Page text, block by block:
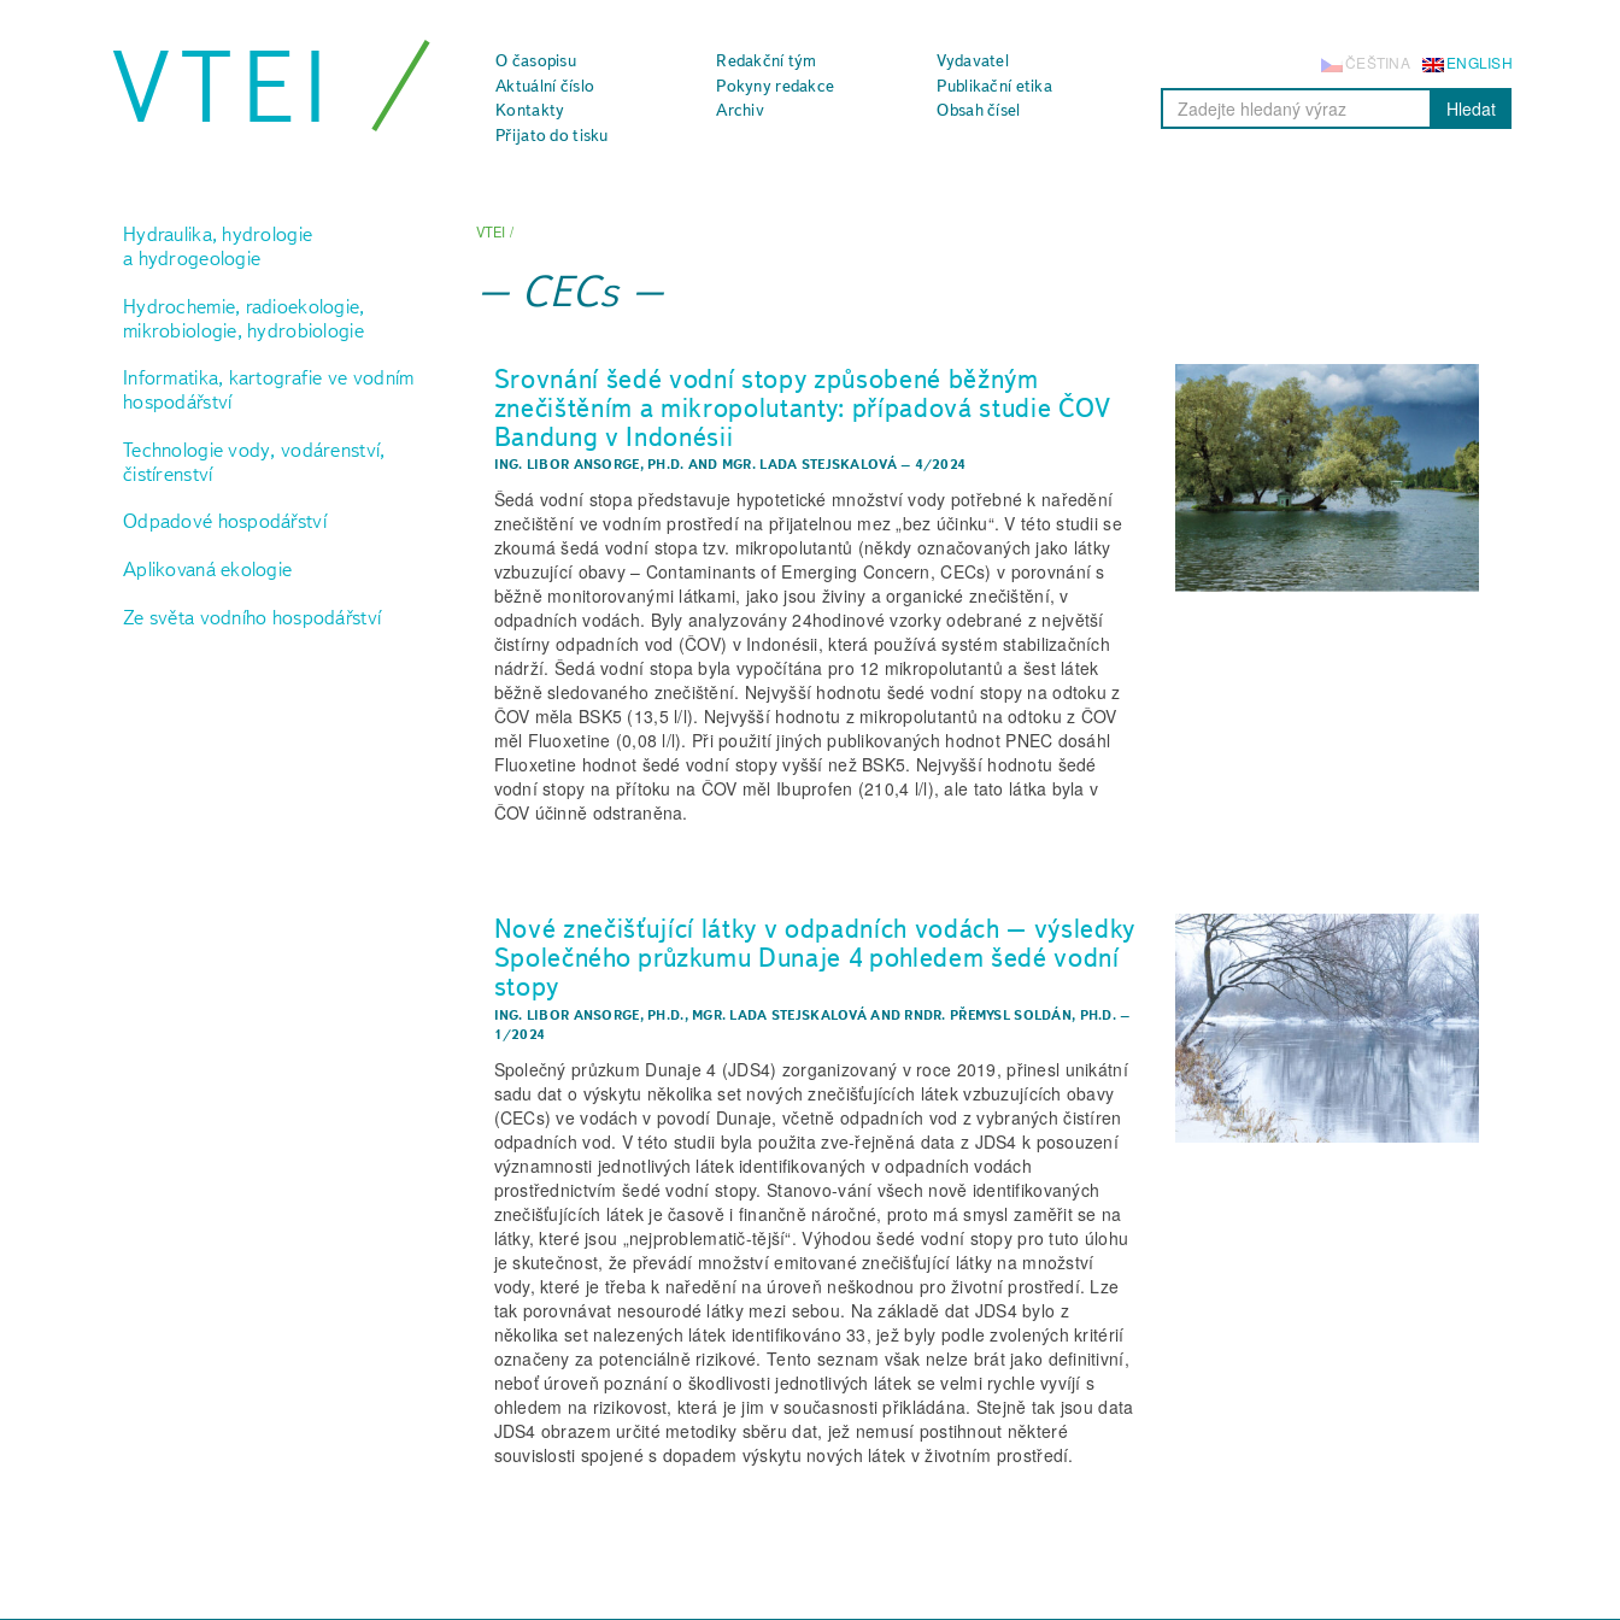
VTEI O časopisu Redakční tým
Vydavatel
Aktuální číslo
Pokyny redakce
Publikační etika
Kontakty
Archiv
Obsah čísel
Přijato do tisku
ENGLISH
ČEŠTINA
Hledat
Hydraulika, hydrologie
a hydrogeologie
Hydrochemie, radioekologie,
mikrobiologie, hydrobiologie
Informatika, kartografie ve vodním
hospodářství
Technologie vody, vodárenství,
čistírenství
Odpadové hospodářství
Aplikovaná ekologie
Ze světa vodního hospodářství
VTEI /
CECs
Srovnání šedé vodní stopy způsobené běžným
znečištěním a mikropolutanty: případová studie ČOV
Bandung v Indonésii
ING. LIBOR ANSORGE, PH.D. AND MGR. LADA STEJSKALOVÁ– 4/2024
Šedá vodní stopa představuje hypotetické množství vody potřebné k naředění
znečištění ve vodním prostředí na přijatelnou mez „bez účinku“. V této studii se
zkoumá šedá vodní stopa tzv. mikropolutantů (někdy označovaných jako látky
vzbuzující obavy – Contaminants of Emerging Concern, CECs) v porovnání s
běžně monitorovanými látkami, jako jsou živiny a organické znečištění, v
odpadních vodách. Byly analyzovány 24hodinové vzorky odebrané z největší
čistírny odpadních vod (ČOV) v Indonésii, která používá systém stabilizačních
nádrží. Šedá vodní stopa byla vypočítána pro 12 mikropolutantů a šest látek
běžně sledovaného znečištění. Nejvyšší hodnotu šedé vodní stopy na odtoku z
ČOV měla BSK5 (13,5 l/l). Nejvyšší hodnotu z mikropolutantů na odtoku z ČOV
měl Fluoxetine (0,08 l/l). Při použití jiných publikovaných hodnot PNEC dosáhl
Fluoxetine hodnot šedé vodní stopy vyšší než BSK5. Nejvyšší hodnotu šedé
vodní stopy na přítoku na ČOV měl Ibuprofen (210,4 l/l), ale tato látka byla v
ČOV účinně odstraněna.
Nové znečišťující látky v odpadních vodách – výsledky
Společného průzkumu Dunaje 4 pohledem šedé vodní
stopy
ING. LIBOR ANSORGE, PH.D., MGR. LADA STEJSKALOVÁAND RNDR. PŘEMYSL SOLDÁN, PH.D.–
1/2024
Společný průzkum Dunaje 4 (JDS4) zorganizovaný v roce 2019, přinesl unikátní
sadu dat o výskytu několika set nových znečišťujících látek vzbuzujících obavy
(CECs) ve vodách v povodí Dunaje, včetně odpadních vod z vybraných čistíren
odpadních vod. V této studii byla použita zve-řejněná data z JDS4 k posouzení
významnosti jednotlivých látek identifikovaných v odpadních vodách
prostřednictvím šedé vodní stopy. Stanovo-vání všech nově identifikovaných
znečišťujících látek je časově i finančně náročné, proto má smysl zaměřit se na
látky, které jsou „nejproblematič-tější“. Výhodou šedé vodní stopy pro tuto úlohu
je skutečnost, že převádí množství emitované znečišťující látky na množství
vody, které je třeba k naředění na úroveň neškodnou pro životní prostředí. Lze
tak porovnávat nesourodé látky mezi sebou. Na základě dat JDS4 bylo z
několika set nalezených látek identifikováno 33, jež byly podle zvolených kritérií
označeny za potenciálně rizikové. Tento seznam však nelze brát jako definitivní,
neboť úroveň poznání o škodlivosti jednotlivých látek se velmi rychle vyvíjí s
ohledem na rizikovost, která je jim v současnosti přikládána. Stejně tak jsou data
JDS4 obrazem určité metodiky sběru dat, jež nemusí postihnout některé
souvislosti spojené s dopadem výskytu nových látek v životním prostředí.